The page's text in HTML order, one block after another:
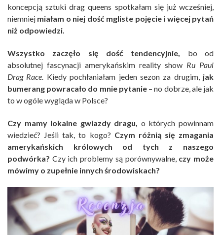
koncepcją sztuki drag queens spotkałam się już wcześniej,
niemniej miałam o niej dość mgliste pojęcie i więcej pytań
niż odpowiedzi.
Wszystko zaczęło się dość tendencyjnie,
bo od
absolutnej fascynacji amerykańskim reality show Ru Paul
Drag Race. Kiedy pochłaniałam jeden sezon za drugim, jak
bumerang powracało do mnie pytanie– no dobrze, ale jak
to w ogóle wygląda w Polsce?
Czy mamy lokalne gwiazdy dragu, o których powinnam
wiedzieć? Jeśli tak, to kogo? Czym różnią się zmagania
amerykańskich królowych od tych z naszego
podwórka? Czy ich problemy są porównywalne, czy może
mówimy o zupełnie innych środowiskach?